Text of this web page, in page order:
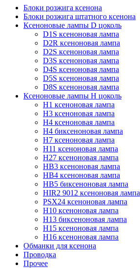
Блоки розжига ксенона
Блоки розжига штатного ксенона
Ксеноновые лампы D цоколь
D1S ксеноновая лампа
D2R ксеноновая лампа
D2S ксеноновая лампа
D3S ксеноновая лампа
D4S ксеноновая лампа
D5S ксеноновая лампа
D8S ксеноновая лампа
Ксеноновые лампы Н цоколь
H1 ксеноновая лампа
H3 ксеноновая лампа
H4 ксеноновая лампа
H4 биксеноновая лампа
H7 ксеноновая лампа
H11 ксеноновая лампа
H27 ксеноновая лампа
HB3 ксеноновая лампа
HB4 ксеноновая лампа
HB5 биксеноновая лампа
HIR2 9012 ксеноновая лампа
PSX24 ксеноновая лампа
H10 ксеноновая лампа
H13 биксеноновая лампа
H15 ксеноновая лампа
H16 ксеноновая лампа
Обманки для ксенона
Проводка
Прочее